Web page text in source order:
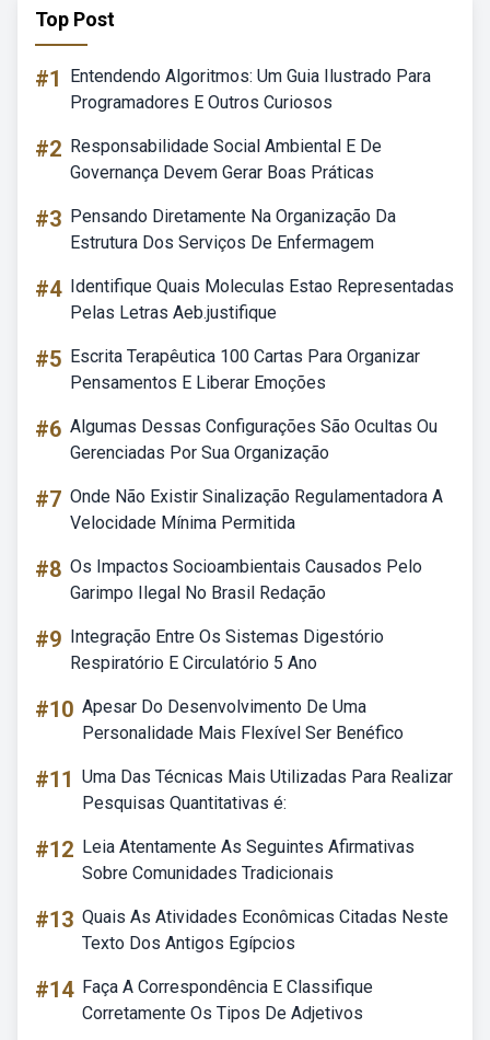
Top Post
#1
Entendendo Algoritmos: Um Guia Ilustrado Para
Programadores E Outros Curiosos
#2 Responsabilidade Social Ambiental E De
Governança Devem Gerar Boas Práticas
#3 Pensando Diretamente Na Organização Da
Estrutura Dos Serviços De Enfermagem
#4 Identifique Quais Moleculas Estao Representadas
Pelas Letras Aeb.justifique
#5 Escrita Terapêutica 100 Cartas Para Organizar
Pensamentos E Liberar Emoções
#6 Algumas Dessas Configurações São Ocultas Ou
Gerenciadas Por Sua Organização
#7 Onde Não Existir Sinalização Regulamentadora A
Velocidade Mínima Permitida
#8 Os Impactos Socioambientais Causados Pelo
Garimpo Ilegal No Brasil Redação
#9 Integração Entre Os Sistemas Digestório
Respiratório E Circulatório 5 Ano
#10 Apesar Do Desenvolvimento De Uma
Personalidade Mais Flexível Ser Benéfico
#11 Uma Das Técnicas Mais Utilizadas Para Realizar
Pesquisas Quantitativas é:
#12 Leia Atentamente As Seguintes Afirmativas
Sobre Comunidades Tradicionais
#13 Quais As Atividades Econômicas Citadas Neste
Texto Dos Antigos Egípcios
#14 Faça A Correspondência E Classifique
Corretamente Os Tipos De Adjetivos